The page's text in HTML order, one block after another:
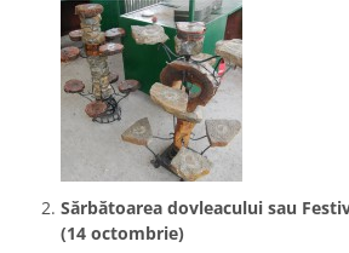
Sărbătoarea dovleacului sau
(14 octombrie)